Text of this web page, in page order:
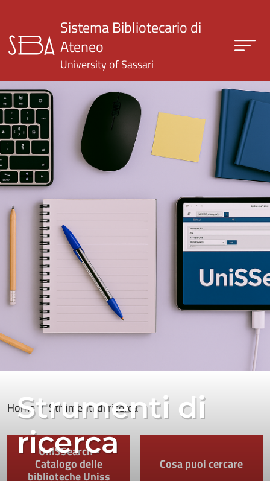
Sistema Bibliotecario di
Ateneo
University of Sassari
Strumenti di
ricerca
Home Strumenti di ricerca
UniSSearch -
Catalogo delle
biblioteche Uniss
Cosa puoi cercare